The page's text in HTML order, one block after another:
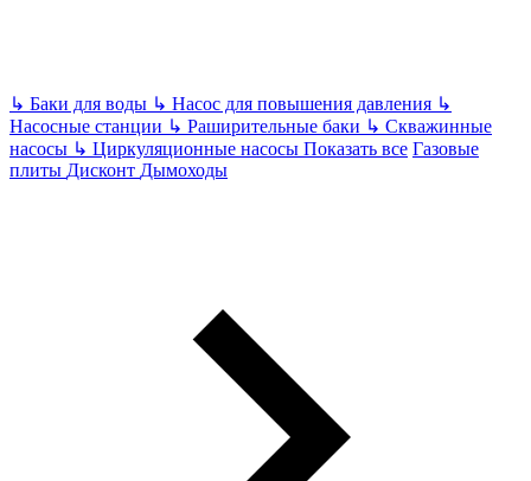
↳ Баки для воды ↳ Насос для повышения давления ↳
Насосные станции ↳ Раширительные баки ↳ Скважинные
насосы ↳ Циркуляционные насосы Показать все Газовые
плиты Дисконт Дымоходы